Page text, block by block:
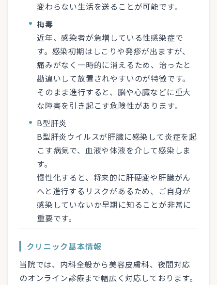
変わらない生活を送ることが可能です。
梅毒
近年、感染者が急増している性感染症で
す。感染初期はしこりや発疹が出ますが、
痛みがなく一時的に消えるため、治ったと
勘違いして放置されやすいのが特徴です。
そのまま進行すると、脳や心臓などに重大
な障害を引き起こす危険性があります。
B型肝炎
B型肝炎ウイルスが肝臓に感染して炎症を起
こす病気で、血液や体液を介して感染しま
す。
慢性化すると、将来的に肝硬変や肝臓がん
へと進行するリスクがあるため、ご自身が
感染していないか早期に知ることが非常に
重要です。
クリニック基本情報
当院では、内科全般から美容皮膚科、夜間対応
のオンライン診療まで幅広く対応しております。